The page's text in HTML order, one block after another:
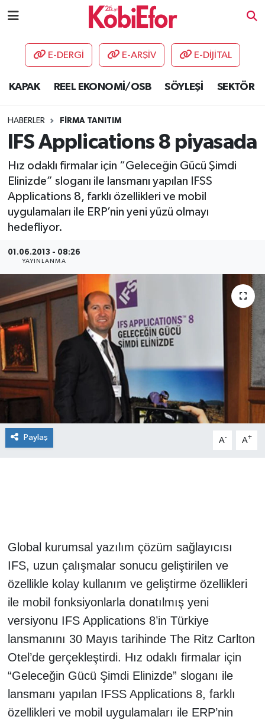
E-DERGİ E-ARŞİV E-DİJİTAL
KAPAK REEL EKONOMİ/OSB SÖYLEŞİ SEKTÖR
HABERLER FİRMA TANITIM
IFS Applications 8 piyasada
Hız odaklı firmalar için “Geleceğin Gücü Şimdi
Elinizde” sloganı ile lansmanı yapılan IFSS
Applications 8, farklı özellikleri ve mobil
uygulamaları ile ERP’nin yeni yüzü olmayı
hedefliyor.
01.06.2013 - 08:26
YAYINLANMA
Paylaş A- A+
Global kurumsal yazılım çözüm sağlayıcısı
IFS, uzun çalışmalar sonucu geliştirilen ve
özellikle kolay kullanım ve geliştirme özellikleri
ile mobil fonksiyonlarla donatılmış yeni
versiyonu IFS Applications 8’in Türkiye
lansmanını 30 Mayıs tarihinde The Ritz Carlton
Otel’de gerçekleştirdi. Hız odaklı firmalar için
“Geleceğin Gücü Şimdi Elinizde” sloganı ile
lansmanı yapılan IFSS Applications 8, farklı
özellikleri ve mobil uygulamaları ile ERP’nin
AKADEMİ
DESTEK-TEŞVİK
ETKİNLİK
GÜNCEL
HABERLER
KAPAK
OSB
SEKTÖR
ŞİRKET PANO
SÖYLEŞİ
ÜLKE
YAŞAM